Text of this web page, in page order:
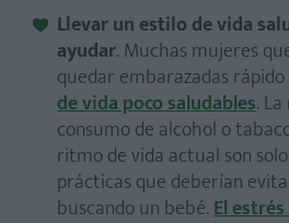
Llevar un estilo de vida
ayudar. Muchas mujeres
quedar embarazadas
de vida poco saludables.
consumo de alcohol o
ritmo de vida actual son
prácticas que deberían
buscando un bebé.El